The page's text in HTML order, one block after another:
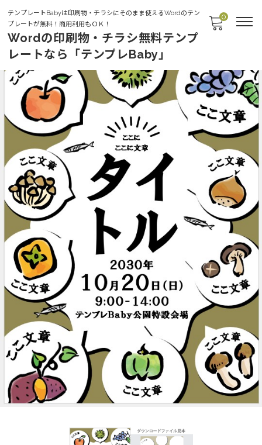
テンプレートBabyは印刷物・チラシにそのまま使えるWordのテン
プレートが無料！商用利用もＯＫ！
Wordの印刷物・チラシ無料テンプ
レートなら「テンプレBaby」
0